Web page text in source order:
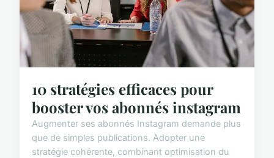
10 stratégies efficaces pour
booster vos abonnés instagram
Augmenter ses abonnés Instagram demande plus
que de simples publications. Adopter une
stratégie cohérente, combinant optimisation du